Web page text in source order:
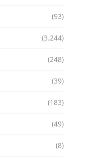
(93)
(3.244)
(248)
(39)
(183)
(49)
(8)